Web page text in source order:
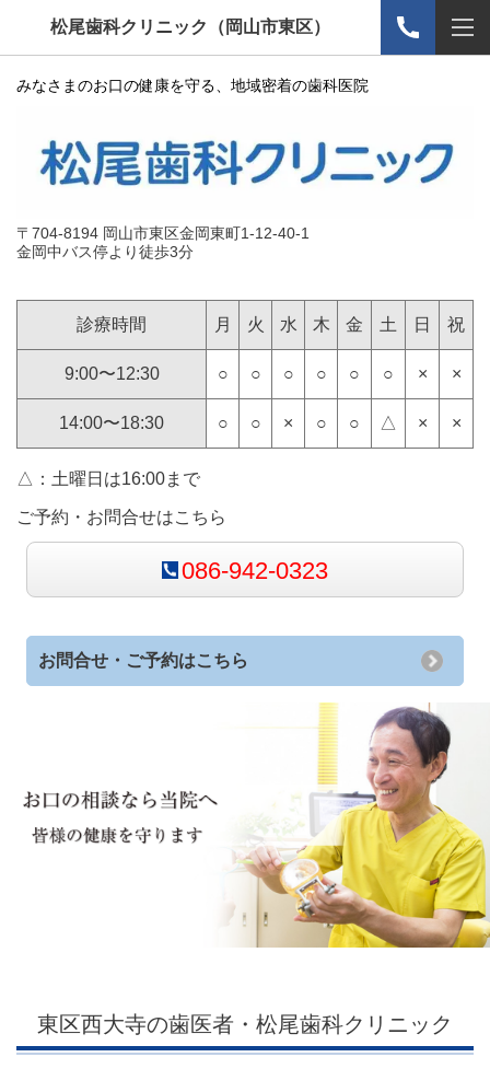
松尾歯科クリニック（岡山市東区）
みなさまのお口の健康を守る、地域密着の歯科医院
〒704-8194 岡山市東区金岡東町1-12-40-1
金岡中バス停より徒歩3分
診療時間 月 火 水 木 金 土 日 祝
9:00〜12:30 ○ ○ ○ ○ ○ ○ × ×
14:00〜18:30 ○ ○ × ○ ○ △ × ×
△：土曜日は16:00まで
ご予約・お問合せはこちら
086-942-0323
お問合せ・ご予約はこちら
東区西大寺の歯医者・松尾歯科クリニック